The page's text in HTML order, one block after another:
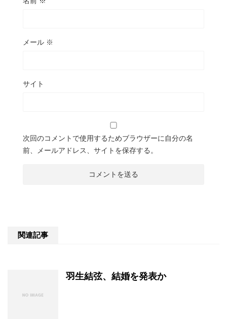
メール ※
サイト
次回のコメントで使用するためブラウザーに自分の名
前、メールアドレス、サイトを保存する。
関連記事
羽生結弦、結婚を発表か